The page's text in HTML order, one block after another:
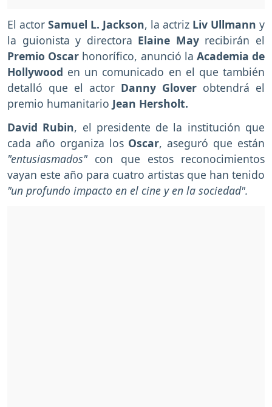
El actor Samuel L. Jackson, la actriz Liv Ullmann y
la guionista y directora Elaine Mayrecibirán el
Premio Oscar honorífico, anunció la Academia de
Hollywood en un comunicado en el que también
detalló que el actor Danny Glover obtendrá el
premio humanitario Jean Hersholt.
David Rubin, el presidente de la institución que
cada año organiza losOscar, aseguró que están
"entusiasmados" con que estos reconocimientos
vayan este año para cuatro artistas que han tenido
"un profundo impacto en el cine y en la sociedad".